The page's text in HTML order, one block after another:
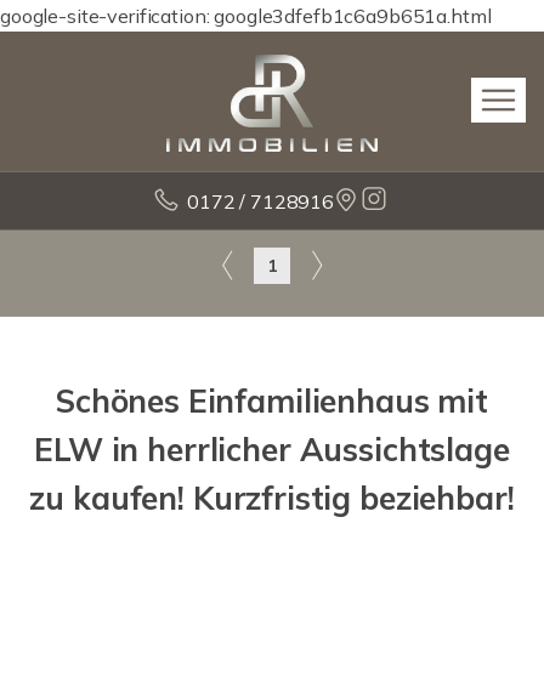
google-site-verification: google3dfefb1c6a9b651a.html
0172 / 7128916
1
Schönes Einfamilienhaus mit
ELW in herrlicher Aussichtslage
zu kaufen! Kurzfristig beziehbar!